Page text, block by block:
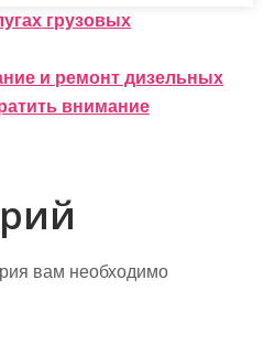
грузовых
и ремонт дизельных
внимание
вам необходимо